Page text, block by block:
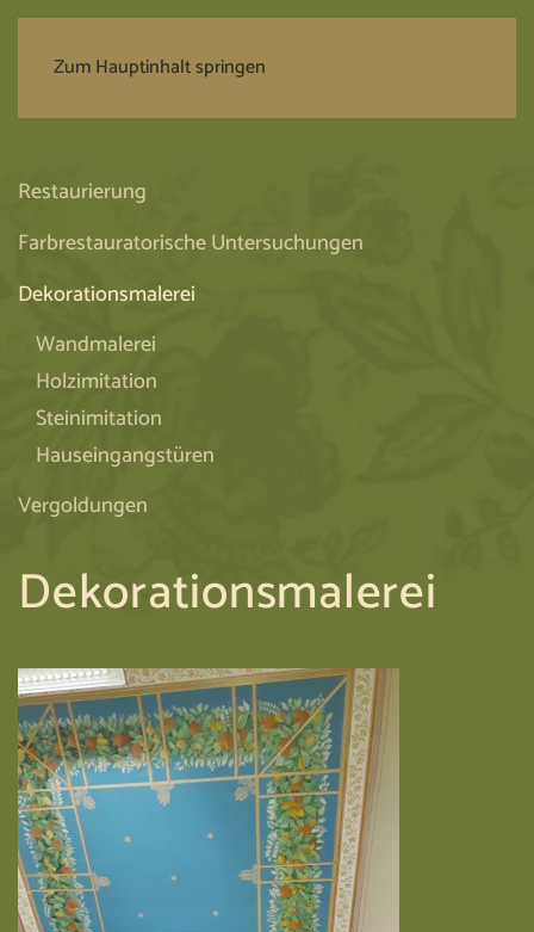
Zum Hauptinhalt springen
Restaurierung
Farbrestauratorische Untersuchungen
Dekorationsmalerei
Wandmalerei
Holzimitation
Steinimitation
Hauseingangstüren
Vergoldungen
Dekorationsmalerei